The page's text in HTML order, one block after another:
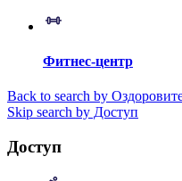
Фитнес-центр
Back to search by
Skip search by Доступ
Доступ